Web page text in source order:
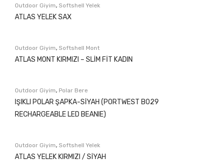
Outdoor Giyim, Softshell Yelek
ATLAS YELEK SAX
Outdoor Giyim, Softshell Mont
ATLAS MONT KIRMIZI – SLİM FİT KADIN
Outdoor Giyim, Polar Bere
IŞIKLI POLAR ŞAPKA-SİYAH (PORTWEST B029
RECHARGEABLE LED BEANIE)
Outdoor Giyim, Softshell Yelek
ATLAS YELEK KIRMIZI / SİYAH